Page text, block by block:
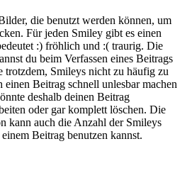
die benutzt werden können, um
Für jeden Smiley gibt es einen
:) fröhlich und :( traurig. Die
du beim Verfassen eines Beitrags
trotzdem, Smileys nicht zu häufig zu
einen Beitrag schnell unlesbar machen
deshalb deinen Beitrag
oder gar komplett löschen. Die
kann auch die Anzahl der Smileys
Beitrag benutzen kannst.